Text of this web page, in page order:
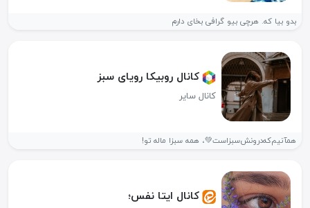
بدو بیا که. هرچی بیو گرافی بخای دارم
کانال روبیکا رویای سبز
کانال سایر
همآنیم‌که‌درونش‌سبز‌است💚، همه سبزا ماله تو!
کانال ایتا نفس؛